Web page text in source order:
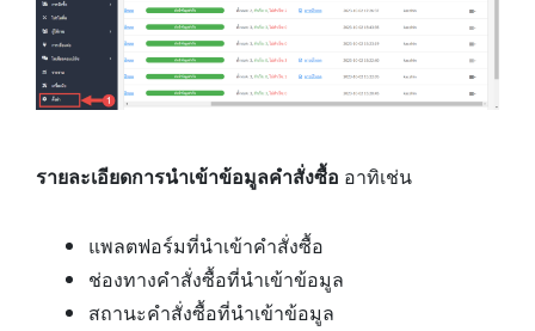
รายละเอียดการนำเข้าข้อมูลคำสั่งซื้อ อาทิเช่น
แพลตฟอร์มที่นำเข้าคำสั่งซื้อ
ช่องทางคำสั่งซื้อที่นำเข้าข้อมูล
สถานะคำสั่งซื้อที่นำเข้าข้อมูล